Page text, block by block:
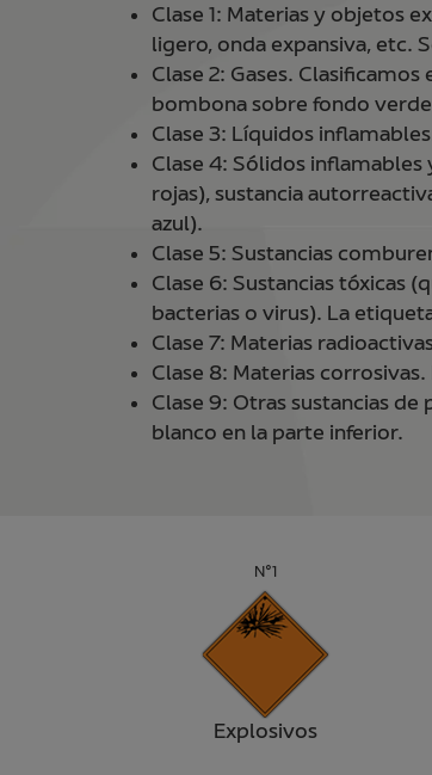
Clase 1: Materias y objetos
ligero, onda expansiva, etc.
Clase 2: Gases.
bombona sobre fondo
Clase 3: Líquidos
Clase 4: Sólidos
rojas), sustancia
azul).
Clase 5: Sustancias
Clase 6: Sustancias tóxicas
bacterias o virus). La
Clase 7: Materias
Clase 8: Materias
Clase 9: Otras sustancias
blanco en la parte inferior.
N°1
Explosivos